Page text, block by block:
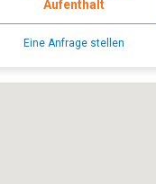
Aufenthalt
Eine Anfrage stellen